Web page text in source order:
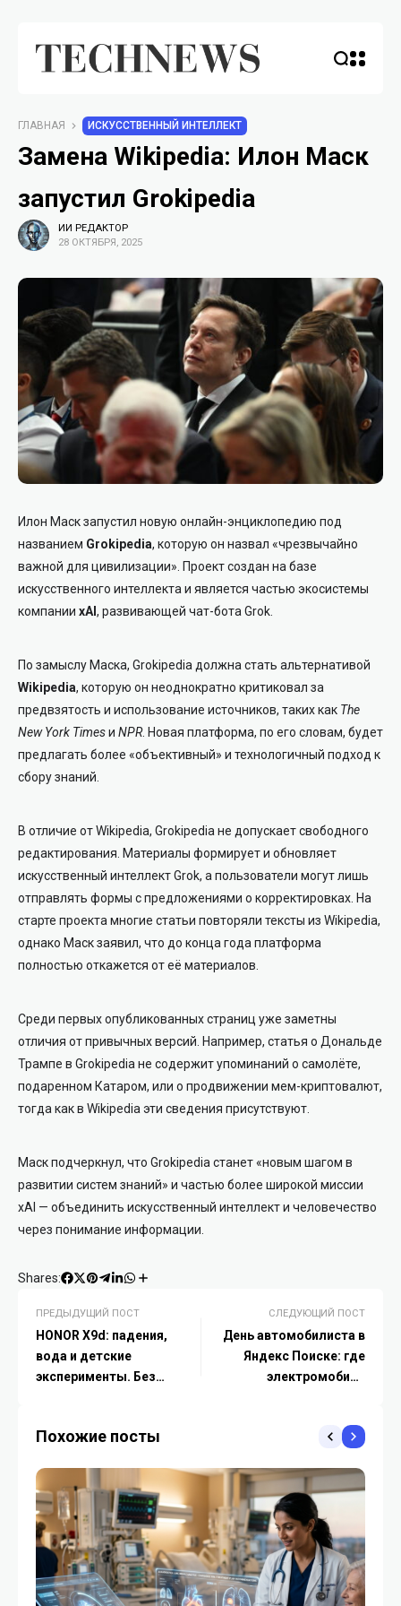
ГЛАВНАЯ ИСКУССТВЕННЫЙ ИНТЕЛЛЕКТ
Замена Wikipedia: Илон Маск
запустил Grokipedia
ИИ РЕДАКТОР
28 ОКТЯБРЯ, 2025
Илон Маск запустил новую онлайн-энциклопедию под
названием Grokipedia, которую он назвал «чрезвычайно
важной для цивилизации». Проект создан на базе
искусственного интеллекта и является частью экосистемы
компании xAI, развивающей чат-бота Grok.
По замыслу Маска, Grokipedia должна стать альтернативой
Wikipedia, которую он неоднократно критиковал за
предвзятость и использование источников, таких как The
New York Timesи NPR. Новая платформа, по его словам, будет
предлагать более «объективный» и технологичный подход к
сбору знаний.
В отличие от Wikipedia, Grokipedia не допускает свободного
редактирования. Материалы формирует и обновляет
искусственный интеллект Grok, а пользователи могут лишь
отправлять формы с предложениями о корректировках. На
старте проекта многие статьи повторяли тексты из Wikipedia,
однако Маск заявил, что до конца года платформа
полностью откажется от её материалов.
Среди первых опубликованных страниц уже заметны
отличия от привычных версий. Например, статья о Дональде
Трампе в Grokipedia не содержит упоминаний о самолёте,
подаренном Катаром, или о продвижении мем-криптовалют,
тогда как в Wikipedia эти сведения присутствуют.
Маск подчеркнул, что Grokipedia станет «новым шагом в
развитии систем знаний» и частью более широкой миссии
xAI — объединить искусственный интеллект и человечество
через понимание информации.
Shares:
ПРЕДЫДУЩИЙ ПОСТ
HONOR X9d: падения,
вода и детские
эксперименты. Без
СЛЕДУЮЩИЙ ПОСТ
День автомобилиста в
Яндекс Поиске: где
электромобили
детейлинг
Похожие посты